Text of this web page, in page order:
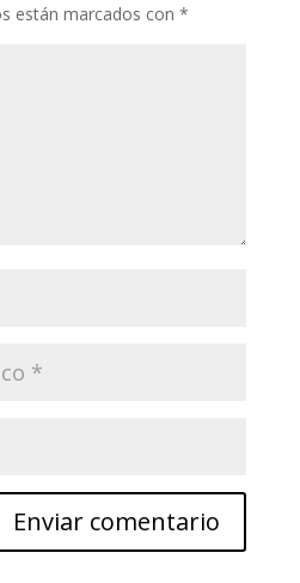
están marcados con *